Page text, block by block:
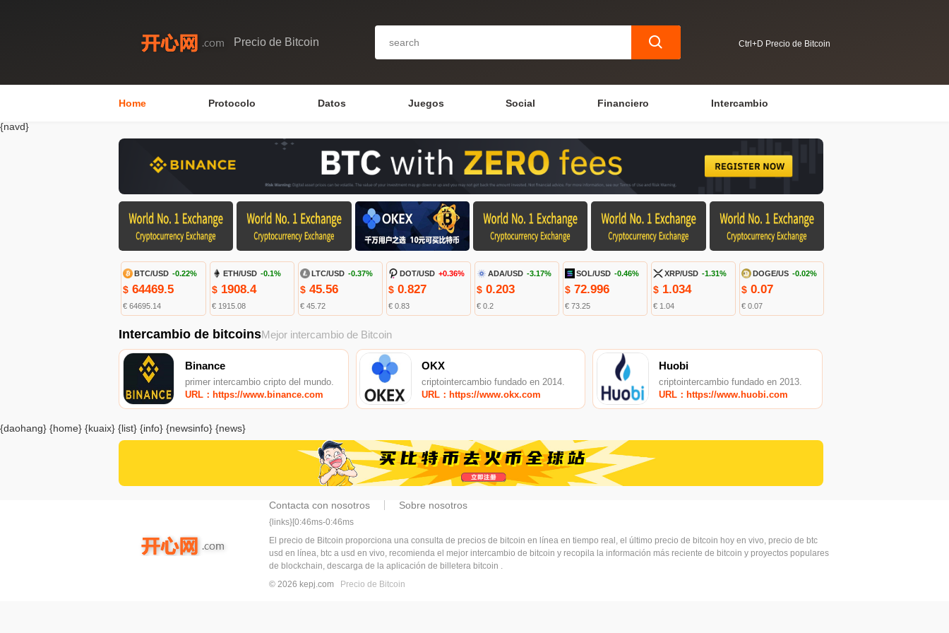
Precio de Bitcoin Ctrl+D Precio de Bitcoin
Home Protocolo Datos Juegos Social Financiero Intercambio
{navd}
BTC/USD -0.22%
$ 64469.5
€ 64695.14
ETH/USD -0.1%
$1908.4
€ 1915.08
LTC/USD -0.37%
$45.56
€ 45.72
DOT/USD +0.36%
$0.827
€ 0.83
ADA/USD -3.17%
$0.203
€ 0.2
SOL/USD -0.46%
$ 72.996
€ 73.25
XRP/USD -1.31%
$ 1.034
€ 1.04
DOGE/US -0.02%
$ 0.07
€ 0.07
Intercambio de bitcoinsMejor intercambio de Bitcoin
Binance
primer intercambio cripto del mundo.
URL：https://www.binance.com
OKX
criptointercambio fundado en 2014.
URL：https://www.okx.com
Huobi
criptointercambio fundado en 2013.
URL：https://www.huobi.com
{daohang} {home} {kuaix} {list} {info} {newsinfo} {news}
Contacta con nosotros Sobre nosotros
{links}[0:46ms-0:46ms
El precio de Bitcoin proporciona una consulta de precios de bitcoin en línea en tiempo real, el último precio de bitcoin hoy en vivo, precio de btc
usd en línea, btc a usd en vivo, recomienda el mejor intercambio de bitcoin y recopila la información más reciente de bitcoin y proyectos populares
de blockchain, descarga de la aplicación de billetera bitcoin .
© 2026 kepj.com
Precio de Bitcoin